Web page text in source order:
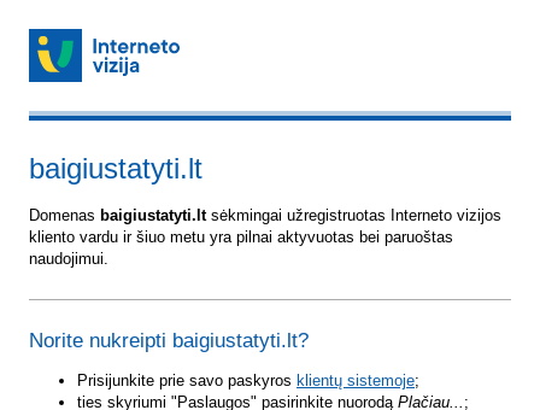
baigiustatyti.lt
Domenas baigiustatyti.ltsėkmingai užregistruotas Interneto vizijos
kliento vardu ir šiuo metu yra pilnai aktyvuotas bei paruoštas
naudojimui.
Norite nukreipti baigiustatyti.lt?
Prisijunkite prie savo paskyros klientų sistemoje;
ties skyriumi "Paslaugos" pasirinkite nuorodą Plačiau... ;